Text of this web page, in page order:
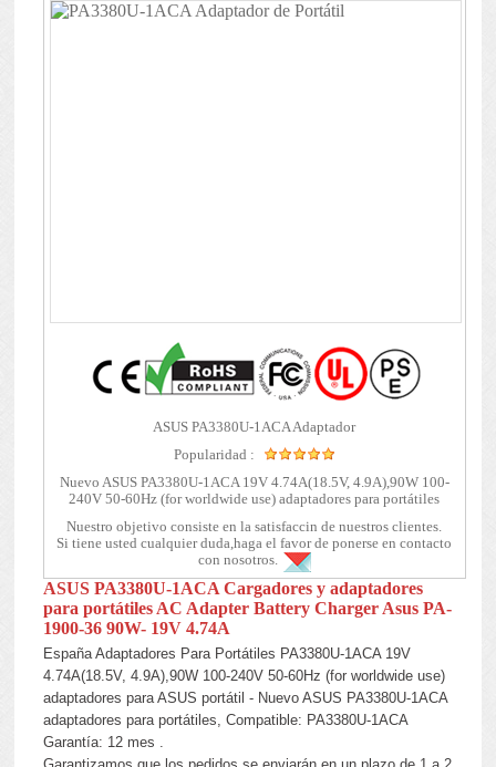
ASUS PA3380U-1ACA Adaptador
Popularidad :
Nuevo ASUS PA3380U-1ACA 19V 4.74A(18.5V, 4.9A),90W 100-
240V 50-60Hz (for worldwide use) adaptadores para portátiles
Nuestro objetivo consiste en la satisfaccin de nuestros clientes.
Si tiene usted cualquier duda,haga el favor de ponerse en contacto
con nosotros.
ASUS PA3380U-1ACA Cargadores y adaptadores
para portátiles AC Adapter Battery Charger Asus PA-
1900-36 90W- 19V 4.74A
España Adaptadores Para Portátiles PA3380U-1ACA 19V
4.74A(18.5V, 4.9A),90W 100-240V 50-60Hz (for worldwide use)
adaptadores para ASUS portátil - Nuevo ASUS PA3380U-1ACA
adaptadores para portátiles, Compatible: PA3380U-1ACA
Garantía: 12 mes .